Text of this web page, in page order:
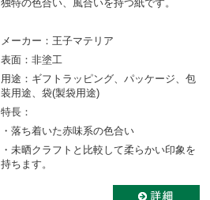
独特の色合い、風合いを持つ紙です。
メーカー：王子マテリア
表面：非塗工
用途：ギフトラッピング、パッケージ、包
装用途、袋(製袋用途)
特長：
・落ち着いた赤味系の色合い
・未晒クラフトと比較して柔らかい印象を
持ちます。